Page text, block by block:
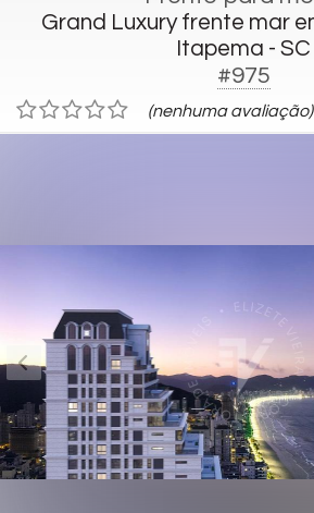
Grand Luxury frente mar
Itapema - SC
#975
(nenhuma avaliação)